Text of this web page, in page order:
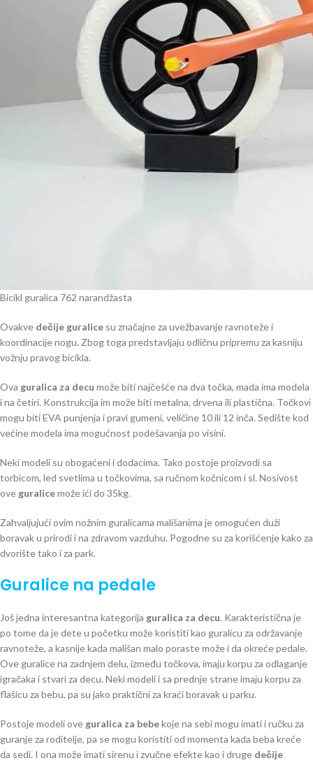
Bicikl guralica 762 narandžasta
Ovakve dečije guralice su značajne za uvežbavanje ravnoteže i
koordinacije nogu. Zbog toga predstavljaju odličnu pripremu za kasniju
vožnju pravog bicikla.
Ova guralica za decu može biti najčešće na dva točka, mada ima modela
i na četiri. Konstrukcija im može biti metalna, drvena ili plastična. Točkovi
mogu biti EVA punjenja i pravi gumeni, veličine 10 ili 12 inča. Sedište kod
većine modela ima mogućnost podešavanja po visini.
Neki modeli su obogaćeni i dodacima. Tako postoje proizvodi sa
torbicom, led svetlima u točkovima, sa ručnom kočnicom i sl. Nosivost
ove guralicemože ići do 35kg.
Zahvaljujući ovim nožnim guralicama mališanima je omogućen duži
boravak u prirodi i na zdravom vazduhu. Pogodne su za korišćenje kako za
dvorište tako i za park.
Guralice na pedale
Još jedna interesantna kategorija guralica za decu. Karakteristična je
po tome da je dete u početku može koristiti kao guralicu za održavanje
ravnoteže, a kasnije kada mališan malo poraste može i da okreće pedale.
Ove guralice na zadnjem delu, između točkova, imaju korpu za odlaganje
igračaka i stvari za decu. Neki modeli i sa prednje strane imaju korpu za
flašicu za bebu, pa su jako praktični za kraći boravak u parku.
Postoje modeli ove guralica za bebekoje na sebi mogu imati i ručku za
guranje za roditelje, pa se mogu koristiti od momenta kada beba kreće
da sedi. I ona može imati sirenu i zvučne efekte kao i druge dečije